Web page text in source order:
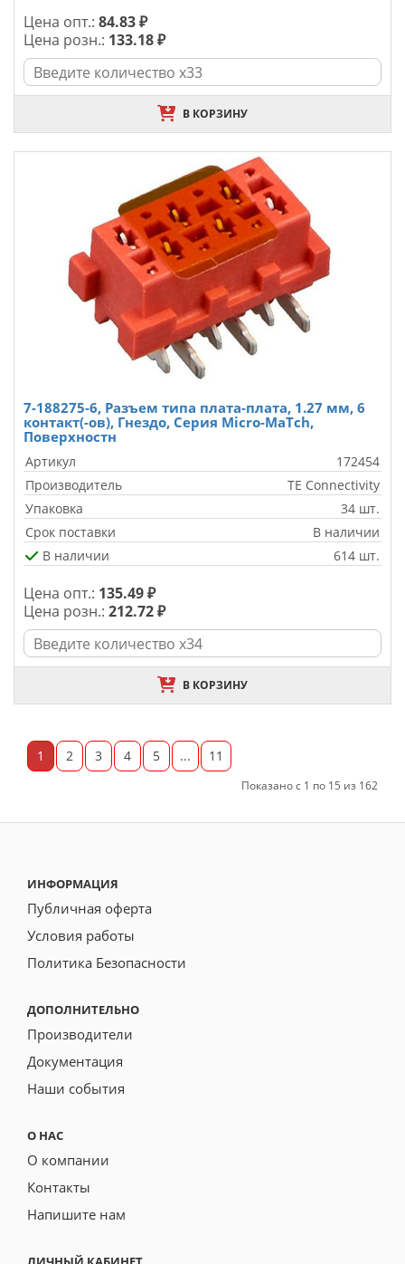
Цена опт.: 84.83 ₽
Цена розн.: 133.18 ₽
В КОРЗИНУ
7-188275-6, Разъем типа плата-плата, 1.27 мм, 6
контакт(-ов), Гнездо, Серия Micro-MaTch,
Поверхностн
Артикул
172454
Производитель
TE Connectivity
Упаковка
34 шт.
Срок поставки
В наличии
В наличии
614 шт.
Цена опт.: 135.49 ₽
Цена розн.: 212.72 ₽
В КОРЗИНУ
1 2 3 4 5 ... 11
Показано с 1 по 15 из 162
ИНФОРМАЦИЯ
Публичная оферта
Условия работы
Политика Безопасности
ДОПОЛНИТЕЛЬНО
Производители
Документация
Наши события
О НАС
О компании
Контакты
Напишите нам